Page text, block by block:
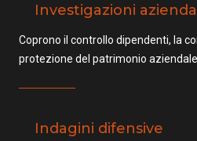
Investigazioni
Coprono il controllo dipendenti, la
protezione del patrimonio
Indagini difensive